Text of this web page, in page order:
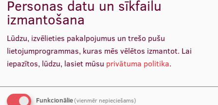
Anda Rožukalne
RSU izstrādātā
dezinformācijas analīzes
metodoloģija
Personas datu un sīkfailu
izmantošana
Lūdzu, izvēlieties pakalpojumus un trešo pušu
lietojumprogrammas, kuras mēs vēlētos izmantot. Lai
iepazītos, lūdzu, lasiet mūsu privātuma politika.
Funkcionālie(vienmēr nepieciešams)